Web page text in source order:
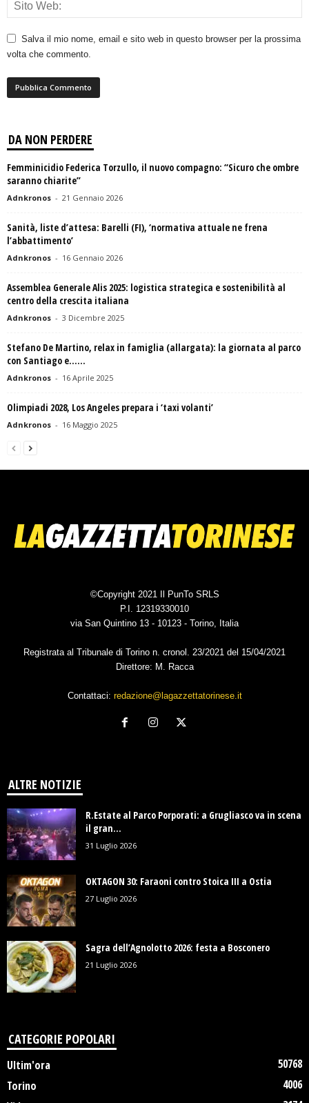
Salva il mio nome, email e sito web in questo browser per la prossima
volta che commento.
DA NON PERDERE
Femminicidio Federica Torzullo, il nuovo compagno: “Sicuro che ombre
saranno chiarite”
Adnkronos - 21 Gennaio 2026
Sanità, liste d’attesa: Barelli (FI), ‘normativa attuale ne frena
l’abbattimento’
Adnkronos - 16 Gennaio 2026
Assemblea Generale Alis 2025: logistica strategica e sostenibilità al
centro della crescita italiana
Adnkronos - 3 Dicembre 2025
Stefano De Martino, relax in famiglia (allargata): la giornata al parco
con Santiago e…...
Adnkronos - 16 Aprile 2025
Olimpiadi 2028, Los Angeles prepara i ‘taxi volanti’
Adnkronos - 16 Maggio 2025
©Copyright 2021 Il PunTo SRLS
P.I. 12319330010
via San Quintino 13 - 10123 - Torino, Italia
Registrata al Tribunale di Torino n. cronol. 23/2021 del 15/04/2021
Direttore: M. Racca
Contattaci: redazione@lagazzettatorinese.it
ALTRE NOTIZIE
R.Estate al Parco Porporati: a Grugliasco va in scena
il gran...
31 Luglio 2026
OKTAGON 30: Faraoni contro Stoica III a Ostia
27 Luglio 2026
Sagra dell’Agnolotto 2026: festa a Bosconero
21 Luglio 2026
CATEGORIE POPOLARI
Ultim'ora
50768
Torino
4006